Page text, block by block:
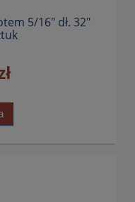
5/16" dł. 32"